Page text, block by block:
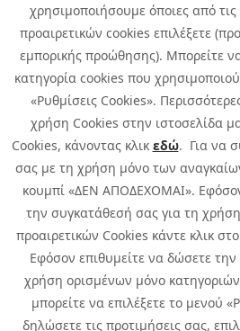
χρησιμοποιήσουμε όποιες από
προαιρετικών cookies επιλέξετε
εμπορικής προώθησης). Μπορείτε
κατηγορία cookies που
«Ρυθμίσεις Cookies».
χρήση Cookies στην ιστοσελίδα
Cookies, κάνοντας κλικ εδώ. Για να
σας με τη χρήση μόνο των
κουμπί «ΔΕΝ ΑΠΟΔΕΧΟΜΑΙ».
την συγκατάθεσή σας για τη
προαιρετικών Cookies κάντε κλικ
Εφόσον επιθυμείτε να δώσετε
χρήση ορισμένων μόνο
μπορείτε να επιλέξετε το μενού
δηλώσετε τις προτιμήσεις σας,